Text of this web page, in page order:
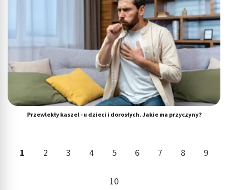
Przewlekły kaszel - u dzieci i dorosłych. Jakie ma przyczyny?
1 2 3 4 5 6 7 8 9
10